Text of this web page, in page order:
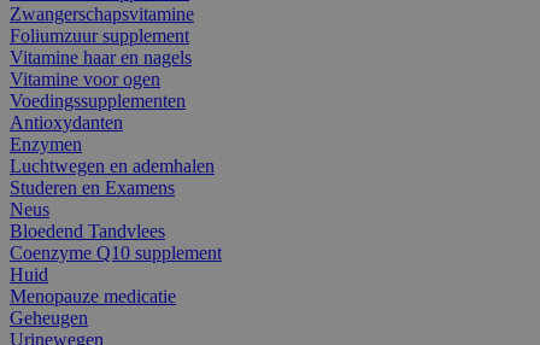
Zwangerschapsvitamine
Foliumzuur supplement
Vitamine haar en nagels
Vitamine voor ogen
Voedingssupplementen
Antioxydanten
Enzymen
Luchtwegen en ademhalen
Studeren en Examens
Neus
Bloedend Tandvlees
Coenzyme Q10 supplement
Huid
Menopauze medicatie
Geheugen
Urinewegen